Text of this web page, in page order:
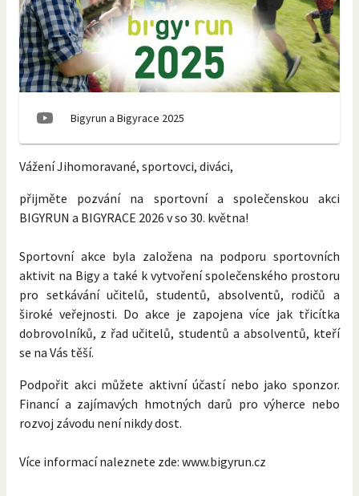
Bigyrun a Bigyrace 2025
Vážení Jihomoravané, sportovci, diváci,
přijměte pozvání na sportovní a společenskou akci
BIGYRUN a BIGYRACE 2026 v so 30. května!
Sportovní akce byla založena na podporu sportovních
aktivit na Bigy a také k vytvoření společenského prostoru
pro setkávání učitelů, studentů, absolventů, rodičů a
široké veřejnosti. Do akce je zapojena více jak třicítka
dobrovolníků, z řad učitelů, studentů a absolventů, kteří
se na Vás těší.
Podpořit akci můžete aktivní účastí nebo jako sponzor.
Financí a zajímavých hmotných darů pro výherce nebo
rozvoj závodu není nikdy dost.
Více informací naleznete zde: www.bigyrun.cz